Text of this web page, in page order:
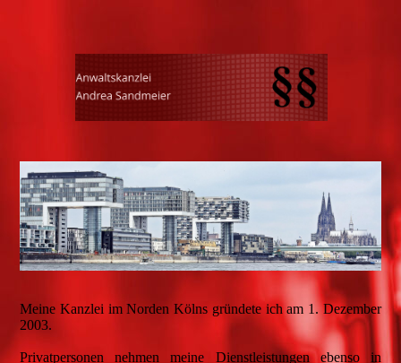
Meine Kanzlei im Norden Kölns gründete ich am 1. Dezember
2003.
Privatpersonen nehmen meine Dienstleistungen ebenso in